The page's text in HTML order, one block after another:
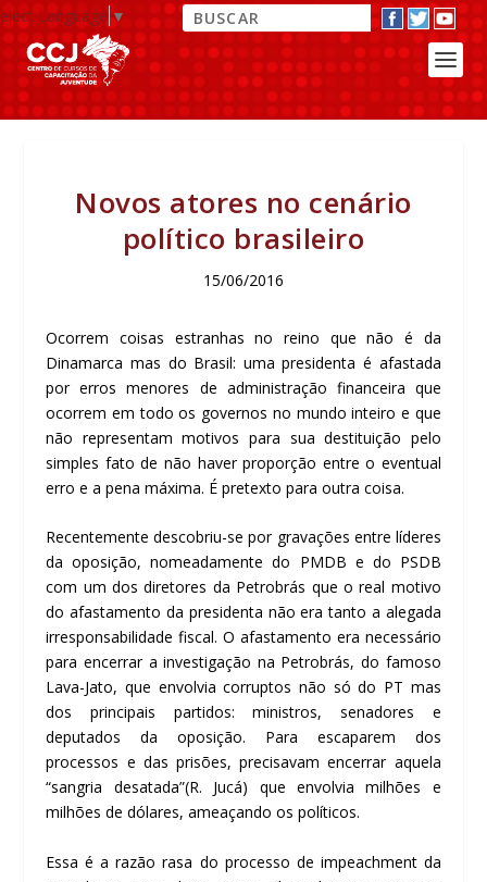
Language▼
Novos atores no cenário
político brasileiro
15/06/2016
Ocorrem coisas estranhas no reino que não é da
Dinamarca mas do Brasil: uma presidenta é afastada
por erros menores de administração financeira que
ocorrem em todo os governos no mundo inteiro e que
não representam motivos para sua destituição pelo
simples fato de não haver proporção entre o eventual
erro e a pena máxima. É pretexto para outra coisa.
Recentemente descobriu-se por gravações entre líderes
da oposição, nomeadamente do PMDB e do PSDB
com um dos diretores da Petrobrás que o real motivo
do afastamento da presidenta não era tanto a alegada
irresponsabilidade fiscal. O afastamento era necessário
para encerrar a investigação na Petrobrás, do famoso
Lava-Jato, que envolvia corruptos não só do PT mas
dos principais partidos: ministros, senadores e
deputados da oposição. Para escaparem dos
processos e das prisões, precisavam encerrar aquela
“sangria desatada”(R. Jucá) que envolvia milhões e
milhões de dólares, ameaçando os políticos.
Essa é a razão rasa do processo de impeachment da